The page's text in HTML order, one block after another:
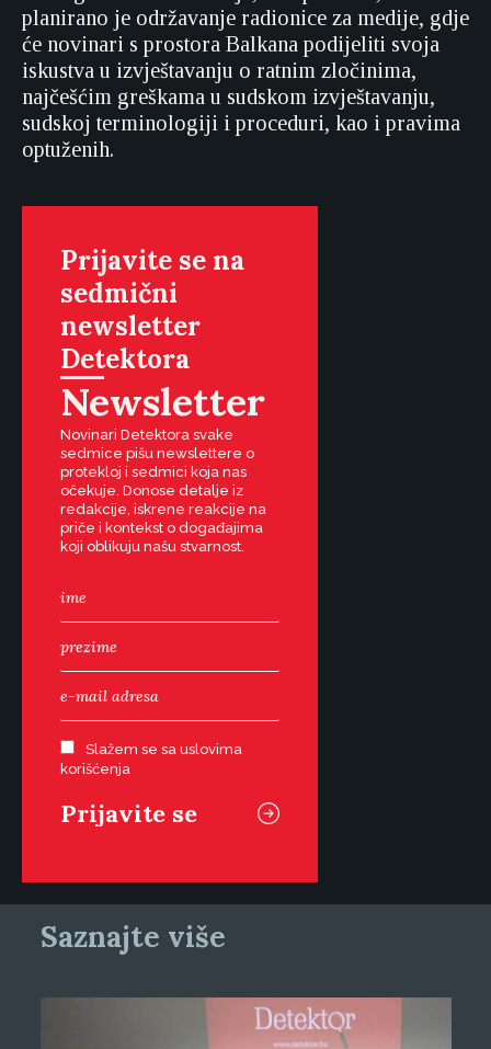
planirano je održavanje radionice za medije, gdje
će novinari s prostora Balkana podijeliti svoja
iskustva u izvještavanju o ratnim zločinima,
najčešćim greškama u sudskom izvještavanju,
sudskoj terminologiji i proceduri, kao i pravima
optuženih.
Prijavite se na
sedmični
newsletter
Detektora
Newsletter
Novinari Detektora svake
sedmice pišu newslettere o
protekloj i sedmici koja nas
očekuje. Donose detalje iz
redakcije, iskrene reakcije na
priče i kontekst o događajima
koji oblikuju našu stvarnost.
Slažem se sa uslovima
korišćenja
Saznajte više